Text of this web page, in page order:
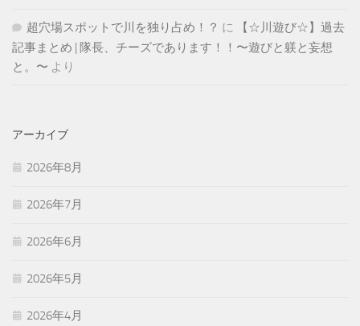
超穴場スポットで川を独り占め！？ に
【☆川遊び☆】過去
記事まとめ | 隊長、チーズであります！！〜遊びと躾と妄想
と。〜 より
アーカイブ
2026年8月
2026年7月
2026年6月
2026年5月
2026年4月